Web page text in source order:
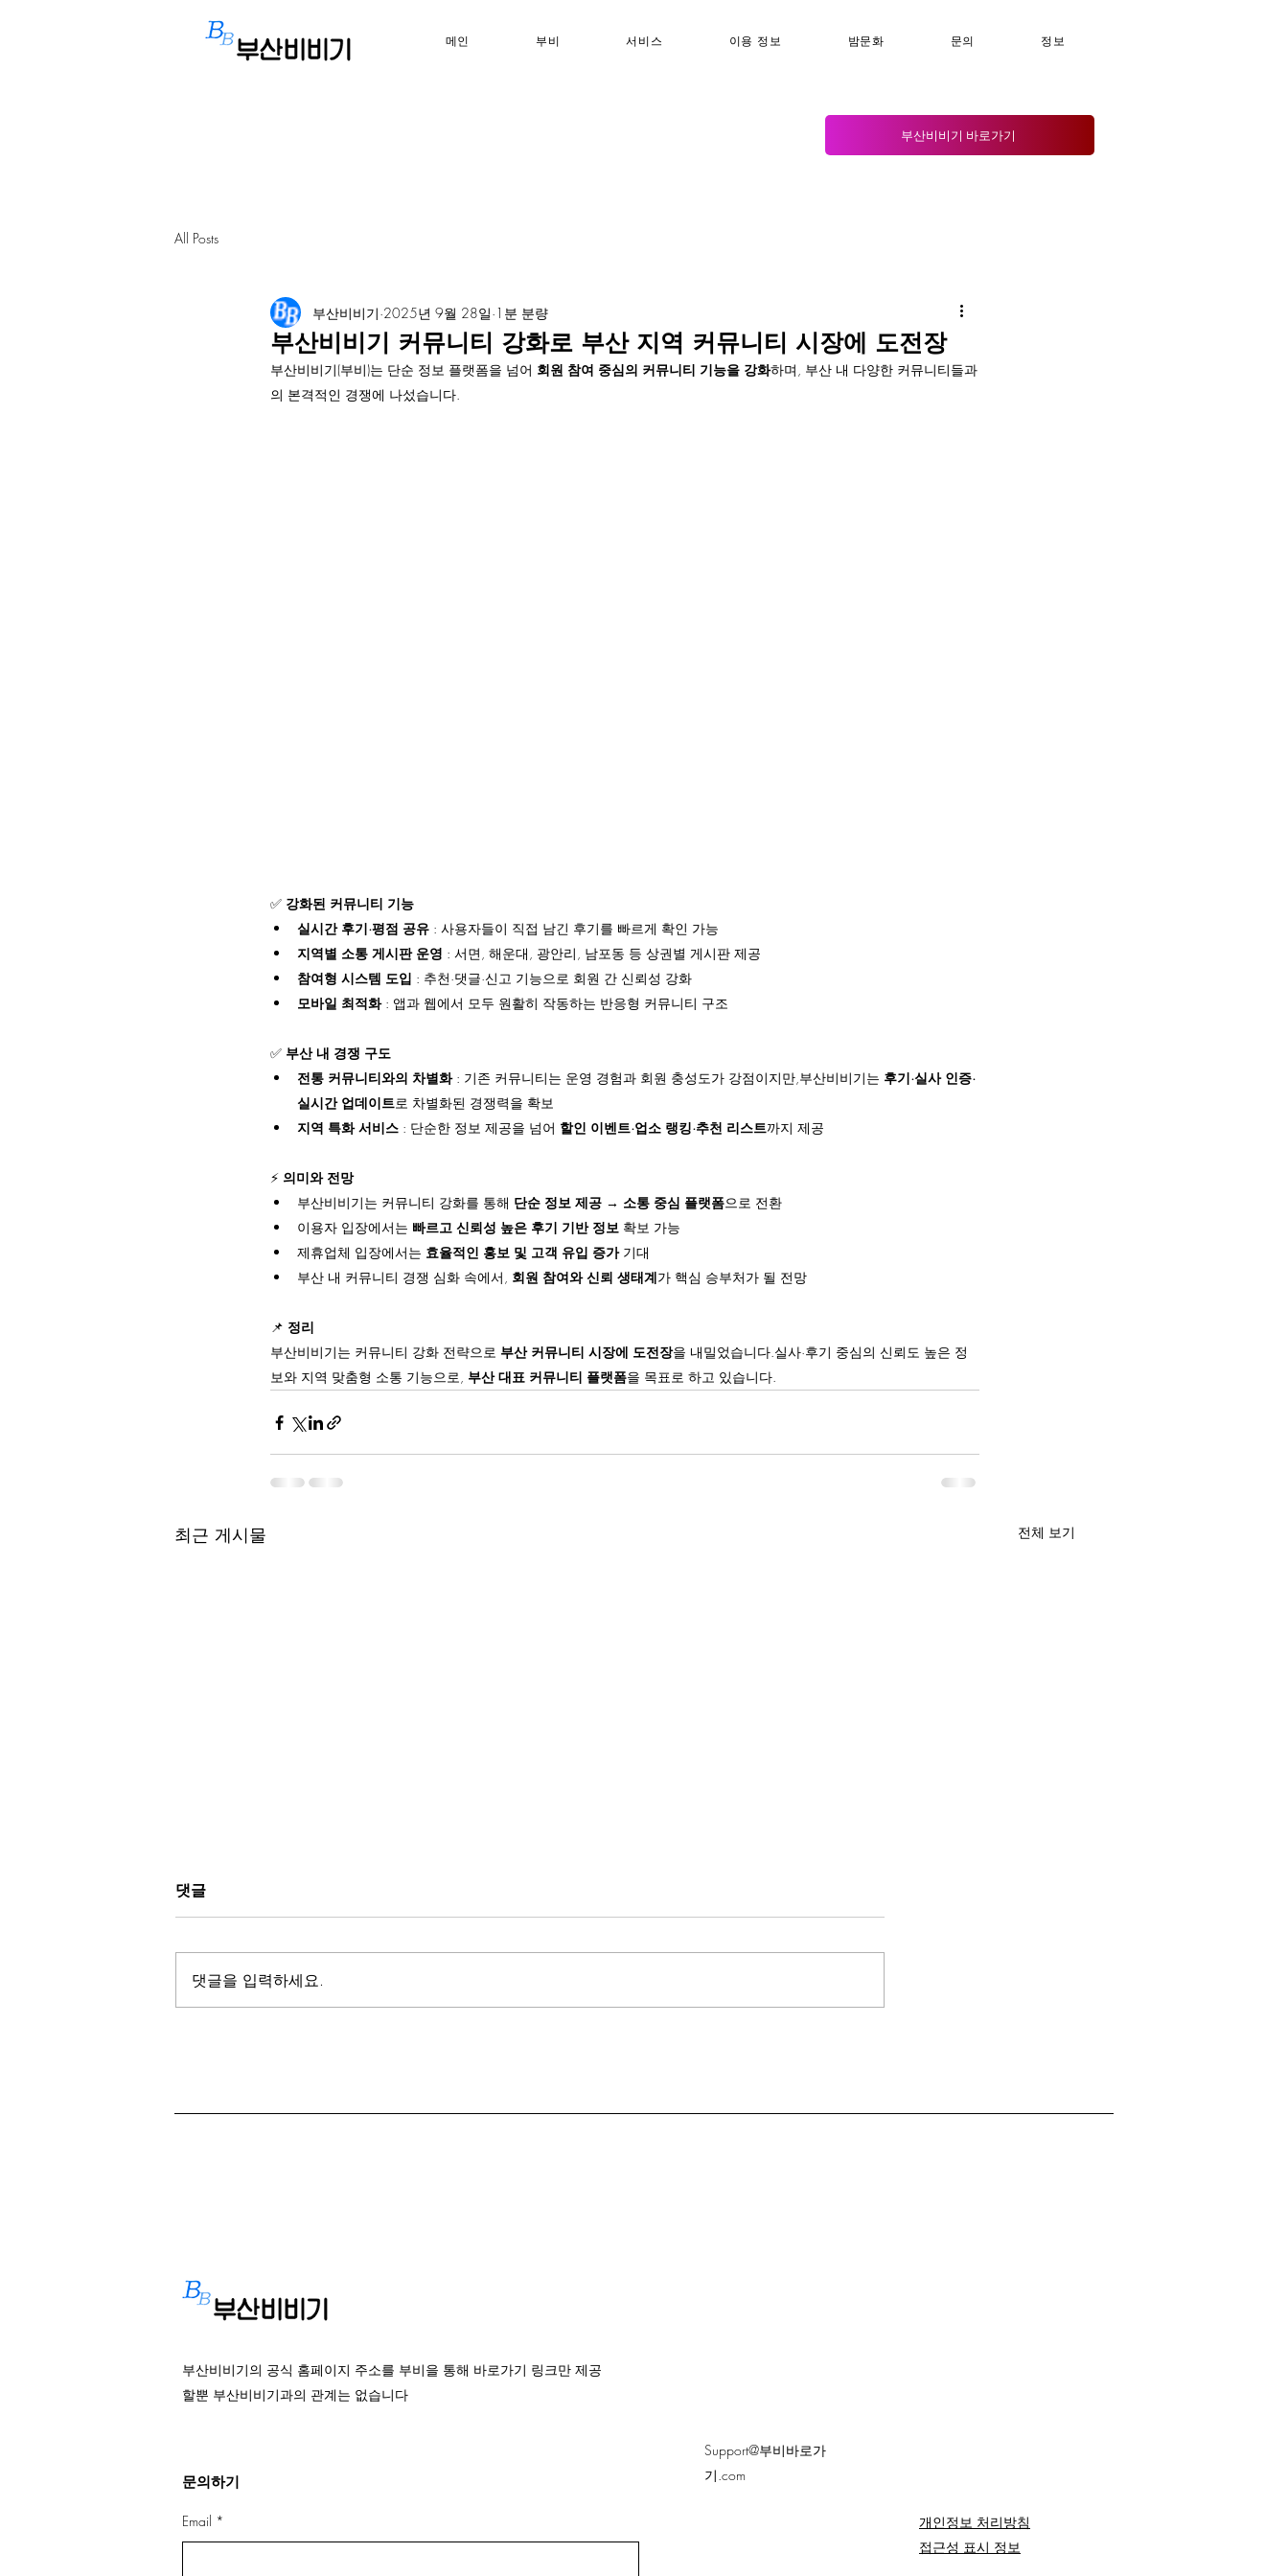
메인 부비 서비스 이용 정보 밤문화 문의 정보
부산비비기 바로가기
All Posts
부산비비기 커뮤니티 강화로 부산 지역 커뮤니티 시장에 도전장
부산비비기 2025년 9월 28일 1분 분량
부산비비기(부비)는 단순 정보 플랫폼을 넘어 회원 참여 중심의 커뮤니티 기능을 강화하며, 부산 내 다양한 커뮤니티들과
의 본격적인 경쟁에 나섰습니다.
✅ 강화된 커뮤니티 기능
실시간 후기·평점 공유 : 사용자들이 직접 남긴 후기를 빠르게 확인 가능
지역별 소통 게시판 운영 : 서면, 해운대, 광안리, 남포동 등 상권별 게시판 제공
참여형 시스템 도입 : 추천·댓글·신고 기능으로 회원 간 신뢰성 강화
모바일 최적화 : 앱과 웹에서 모두 원활히 작동하는 반응형 커뮤니티 구조
✅ 부산 내 경쟁 구도
전통 커뮤니티와의 차별화 : 기존 커뮤니티는 운영 경험과 회원 충성도가 강점이지만,부산비비기는 후기·실사 인증·
실시간 업데이트로 차별화된 경쟁력을 확보
지역 특화 서비스 : 단순한 정보 제공을 넘어 할인 이벤트·업소 랭킹·추천 리스트까지 제공
⚡ 의미와 전망
부산비비기는 커뮤니티 강화를 통해 단순 정보 제공 → 소통 중심 플랫폼으로 전환
이용자 입장에서는 빠르고 신뢰성 높은 후기 기반 정보 확보 가능
제휴업체 입장에서는 효율적인 홍보 및 고객 유입 증가 기대
부산 내 커뮤니티 경쟁 심화 속에서, 회원 참여와 신뢰 생태계가 핵심 승부처가 될 전망
📌 정리
부산비비기는 커뮤니티 강화 전략으로 부산 커뮤니티 시장에 도전장을 내밀었습니다.실사·후기 중심의 신뢰도 높은 정
보와 지역 맞춤형 소통 기능으로, 부산 대표 커뮤니티 플랫폼을 목표로 하고 있습니다.
최근 게시물 전체 보기
댓글
댓글을 입력하세요.
부산비비기의 공식 홈페이지 주소를 부비을 통해 바로가기 링크만 제공
할뿐 부산비비기과의 관계는 없습니다
문의하기
Email *
Support@부비바로가
기.com
개인정보 처리방침
접근성 표시 정보